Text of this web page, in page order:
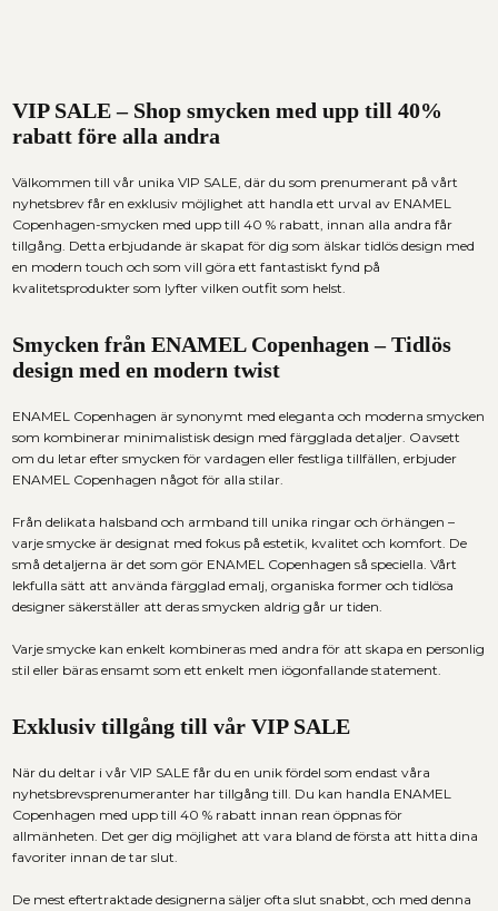
VIP SALE – Shop smycken med upp till 40%
rabatt före alla andra
Välkommen till vår unika VIP SALE, där du som prenumerant på vårt
nyhetsbrev får en exklusiv möjlighet att handla ett urval av ENAMEL
Copenhagen-smycken med upp till 40 % rabatt, innan alla andra får
tillgång. Detta erbjudande är skapat för dig som älskar tidlös design med
en modern touch och som vill göra ett fantastiskt fynd på
kvalitetsprodukter som lyfter vilken outfit som helst.
Smycken från ENAMEL Copenhagen – Tidlös
design med en modern twist
ENAMEL Copenhagen är synonymt med eleganta och moderna smycken
som kombinerar minimalistisk design med färgglada detaljer. Oavsett
om du letar efter smycken för vardagen eller festliga tillfällen, erbjuder
ENAMEL Copenhagen något för alla stilar.
Från delikata halsband och armband till unika ringar och örhängen –
varje smycke är designat med fokus på estetik, kvalitet och komfort. De
små detaljerna är det som gör ENAMEL Copenhagen så speciella. Vårt
lekfulla sätt att använda färgglad emalj, organiska former och tidlösa
designer säkerställer att deras smycken aldrig går ur tiden.
Varje smycke kan enkelt kombineras med andra för att skapa en personlig
stil eller bäras ensamt som ett enkelt men iögonfallande statement.
Exklusiv tillgång till vår VIP SALE
När du deltar i vår VIP SALE får du en unik fördel som endast våra
nyhetsbrevsprenumeranter har tillgång till. Du kan handla ENAMEL
Copenhagen med upp till 40 % rabatt innan rean öppnas för
allmänheten. Det ger dig möjlighet att vara bland de första att hitta dina
favoriter innan de tar slut.
De mest eftertraktade designerna säljer ofta slut snabbt, och med denna